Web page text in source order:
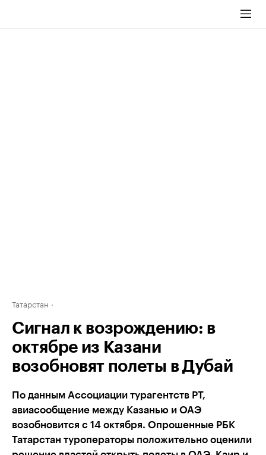
Татарстан
Сигнал к возрождению: в
октябре из Казани
возобновят полеты в Дубай
По данным Ассоциации турагентств РТ,
авиасообщение между Казанью и ОАЭ
возобновится с 14 октября. Опрошенные РБК
Татарстан туроператоры положительно оценили